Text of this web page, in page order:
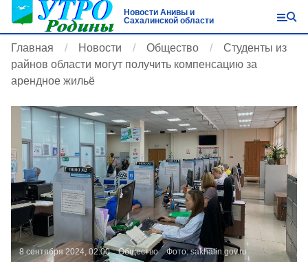
Новости Анивы и
Сахалинской области
Главная Новости Общество
Студенты из
райнов области могут получить компенсацию за
арендное жильё
8 сентября 2024, 02:00 Общество Фото:sakhalin.gov.ru